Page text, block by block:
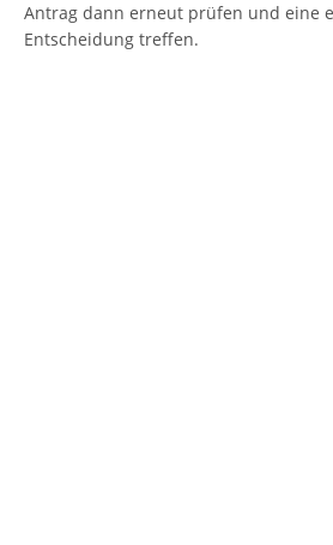
Antrag dann erneut prüfen und eine
Entscheidung treffen.